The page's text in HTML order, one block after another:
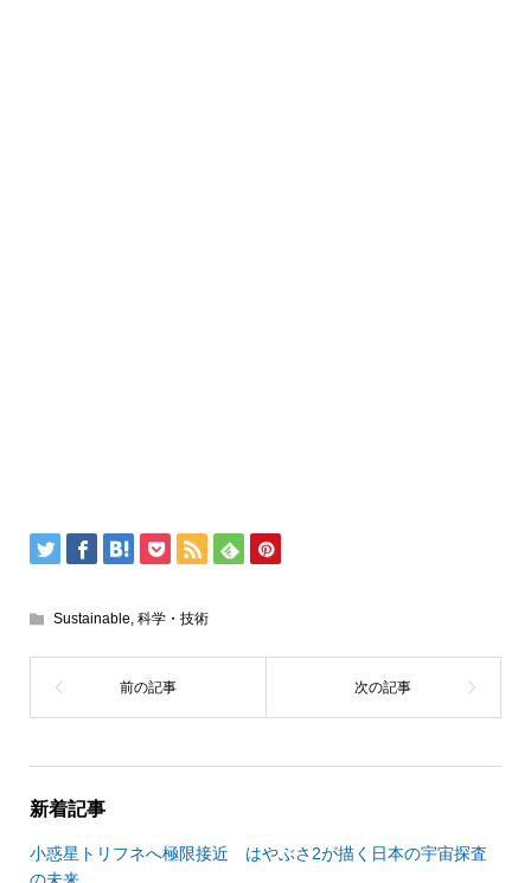
Sustainable, 科学・技術
新着記事
小惑星トリフネへ極限接近 はやぶさ2が描く日本の宇宙探査